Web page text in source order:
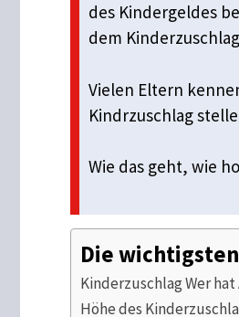
des Kindergeldes
dem
Vielen Eltern
Kindrzuschlag
Wie das geht, wie
Die
Kinderzuschlag Wer hat
Höhe des